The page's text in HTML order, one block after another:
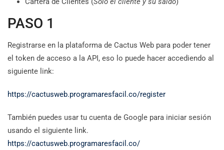
PASO 1
Registrarse en la plataforma de Cactus Web para poder tener
el token de acceso a la API, eso lo puede hacer accediendo al
siguiente link:
https://cactusweb.programaresfacil.co/register
También puedes usar tu cuenta de Google para iniciar sesión
usando el siguiente link.
https://cactusweb.programaresfacil.co/